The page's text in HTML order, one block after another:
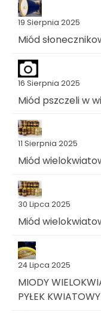
19 Sierpnia 2025
Miód
16 Sierpnia 2025
Miód pszczeli w
11 Sierpnia 2025
Miód
30 Lipca 2025
Miód
24 Lipca 2025
MIODY
PYŁEK